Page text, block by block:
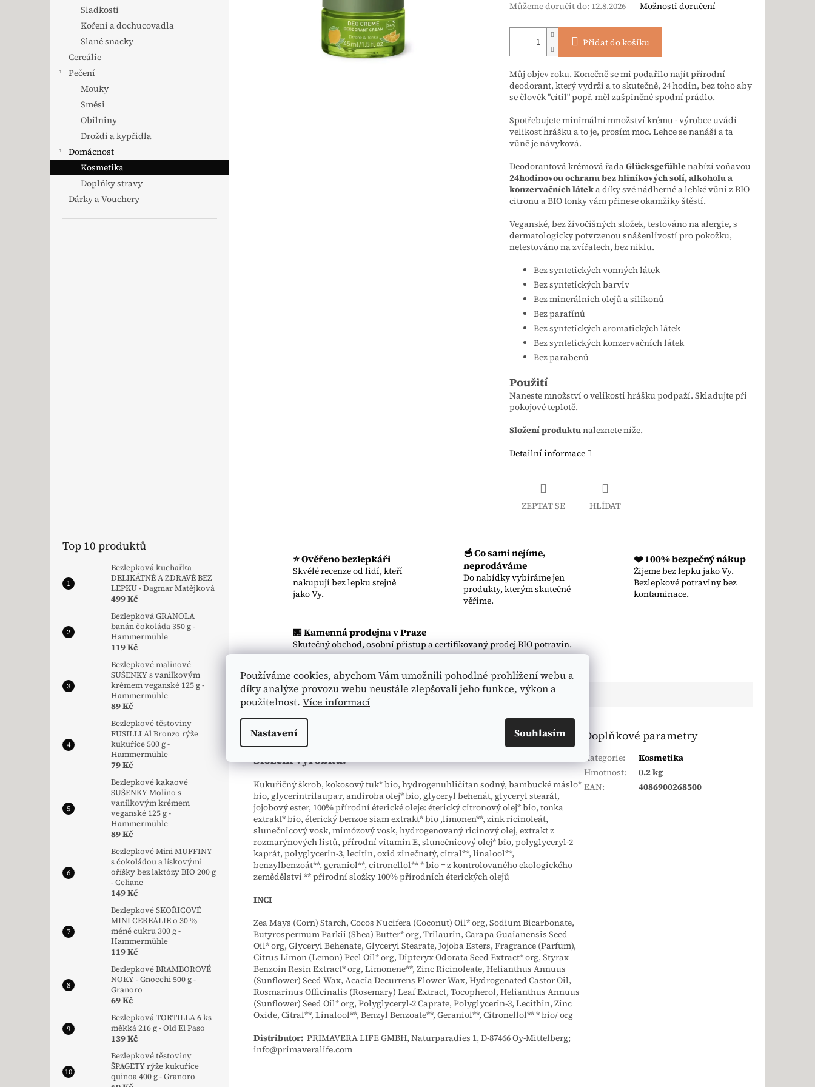
Používáme cookies, abychom Vám umožnili pohodlné prohlížení webu a
díky analýze provozu webu neustále zlepšovali jeho funkce, výkon a
použitelnost. Více informací
Nastavení Souhlasím
Sladkosti
Koření a dochucovadla
Slané snacky
Cereálie
Pečení
Mouky
Směsi
Obilniny
Droždí a kypřidla
Domácnost
Kosmetika
Doplňky stravy
Dárky a Vouchery
Top 10 produktů
Bezlepková kuchařka
DELIKÁTNĚ A ZDRAVĚ BEZ
LEPKU - Dagmar Matějková
499 Kč
Bezlepková GRANOLA
banán čokoláda 350 g -
Hammermühle
119 Kč
Bezlepkové malinové
SUŠENKY s vanilkovým
krémem veganské 125 g -
Hammermühle
89 Kč
Bezlepkové těstoviny
FUSILLI Al Bronzo rýže
kukuřice 500 g -
Hammermühle
79 Kč
Bezlepkové kakaové
SUŠENKY Molino s
vanilkovým krémem
veganské 125 g -
Hammermühle
89 Kč
Bezlepkové Mini MUFFINY
s čokoládou a lískovými
oříšky bez laktózy BIO 200 g
- Celiane
149 Kč
Bezlepkové SKOŘICOVÉ
MINI CEREÁLIE o 30 %
méně cukru 300 g -
Hammermühle
119 Kč
Bezlepkové BRAMBOROVÉ
NOKY - Gnocchi 500 g -
Granoro
69 Kč
Bezlepková TORTILLA 6 ks
měkká 216 g - Old El Paso
139 Kč
Bezlepkové těstoviny
ŠPAGETY rýže kukuřice
quinoa 400 g - Granoro
Můžeme doručit do: 12.8.2026 Možnosti doručení
Přidat do košíku
Můj objev roku. Konečně se mi podařilo najít přírodní
deodorant, který vydrží a to skutečně, 24 hodin, bez toho aby
se člověk "cítil" popř. měl zašpiněné spodní prádlo.
Spotřebujete minimální množství krému - výrobce uvádí
velikost hrášku a to je, prosím moc. Lehce se nanáší a ta
vůně je návyková.
Deodorantová krémová řadaGlücksgefühlenabízí voňavou
24hodinovou ochranu bez hliníkových solí, alkoholu a
konzervačních láteka díky své nádherné a lehké vůni z BIO
citronu a BIO tonky vám přinese okamžiky štěstí.
Veganské, bez živočišných složek, testováno na alergie, s
dermatologicky potvrzenou snášenlivostí pro pokožku,
netestováno na zvířatech, bez niklu.
Bez syntetických vonných látek
Bez syntetických barviv
Bez minerálních olejů a silikonů
Bez parafínů
Bez syntetických aromatických látek
Bez syntetických konzervačních látek
Bez parabenů
Použití
Naneste množství o velikosti hrášku podpaží. Skladujte při
pokojové teplotě.
Složení produktunaleznete níže.
Detailní informace
ZEPTAT SE HLÍDAT
⭐ Ověřeno bezlepkáři
Skvělé recenze od lidí, kteří
nakupují bez lepku stejně
jako Vy.
🥣 Co sami nejíme,
neprodáváme
Do nabídky vybíráme jen
produkty, kterým skutečně
věříme.
❤️ 100% bezpečný nákup
Žijeme bez lepku jako Vy.
Bezlepkové potraviny bez
kontaminace.
🏪 Kamenná prodejna v Praze
Skutečný obchod, osobní přístup a certifikovaný prodej BIO potravin.
Popis Podobné (2) Hodnocení (1)
Detailní popis produktu
Složení výrobku:
Kukuřičný škrob, kokosový tuk* bio, hydrogenuhličitan sodný, bambucké máslo*
bio, glycerintrilauрат, andiroba olej* bio, glyceryl behenát, glyceryl stearát,
jojobový ester, 100% přírodní éterické oleje: éterický citronový olej* bio, tonka
extrakt* bio, éterický benzoe siam extrakt* bio ,limonen**, zink ricinoleát,
slunečnicový vosk, mimózový vosk, hydrogenovaný ricinový olej, extrakt z
rozmarýnových listů, přírodní vitamin E, slunečnicový olej* bio, polyglyceryl-2
kaprát, polyglycerin-3, lecitin, oxid zinečnatý, citral**, linalool**,
benzylbenzoát**, geraniol**, citronellol** * bio = z kontrolovaného ekologického
zemědělství ** přírodní složky 100% přírodních éterických olejů
INCI
Zea Mays (Corn) Starch, Cocos Nucifera (Coconut) Oil* org, Sodium Bicarbonate,
Butyrospermum Parkii (Shea) Butter* org, Trilaurin, Carapa Guaianensis Seed
Oil* org, Glyceryl Behenate, Glyceryl Stearate, Jojoba Esters, Fragrance (Parfum),
Citrus Limon (Lemon) Peel Oil* org, Dipteryx Odorata Seed Extract* org, Styrax
Benzoin Resin Extract* org, Limonene**, Zinc Ricinoleate, Helianthus Annuus
(Sunflower) Seed Wax, Acacia Decurrens Flower Wax, Hydrogenated Castor Oil,
Rosmarinus Officinalis (Rosemary) Leaf Extract, Tocopherol, Helianthus Annuus
(Sunflower) Seed Oil* org, Polyglyceryl-2 Caprate, Polyglycerin-3, Lecithin, Zinc
Oxide, Citral**, Linalool**, Benzyl Benzoate**, Geraniol**, Citronellol** * bio/ org
Distributor: PRIMAVERA LIFE GMBH, Naturparadies 1, D-87466 Oy-Mittelberg;
info@primaveralife.com
Doplňkové parametry
Kategorie:
Kosmetika
Hmotnost:
0.2 kg
EAN: 4086900268500